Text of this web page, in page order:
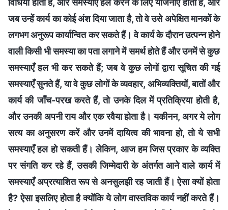
जब उन्हें कार्य का कोई अंश दिया जाता है, तो वे उसे अपेक्षित मानकों के
लगभग अनुरूप कार्यान्वित कर सकते हैं। वे कार्य के दौरान उत्पन्न होने
वाली किसी भी समस्या का पता लगाने में समर्थ होते हैं और उनमें से कुछ
समस्याएँ हल भी कर सकते हैं; जब वे कुछ लोगों द्वारा सूचित की गई
समस्याएँ सुनते हैं, या वे कुछ लोगों के व्यवहार, अभिव्यक्तियों, बातों और
कार्य की जाँच-परख करते हैं, तो उनके दिल में प्रतिक्रिया होती है,
और उनकी अपनी राय और एक रवैया होता है। यकीनन, अगर ये लोग
सत्य का अनुसरण करें और उनमें दायित्व की भावना हो, तो ये सभी
समस्याएँ हल हो सकती हैं। लेकिन, आज हम जिस प्रकार के व्यक्ति
पर संगति कर रहे हैं, उसकी जिम्मेदारी के अंतर्गत आने वाले कार्य में
समस्याएँ अप्रत्याशित रूप से अनसुलझी रह जाती हैं। ऐसा क्यों होता
है? ऐसा इसलिए होता है क्योंकि ये लोग वास्तविक कार्य नहीं करते हैं।